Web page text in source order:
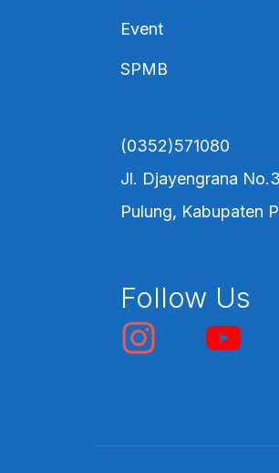
Event
SPMB
(0352)571080
Jl. Djayengrana
Pulung, Kabupaten
Follow Us